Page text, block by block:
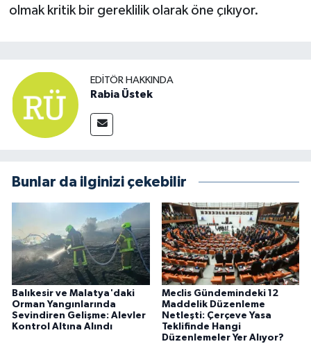
olmak kritik bir gereklilik olarak öne çıkıyor.
EDITÖR HAKKINDA
Rabia Üstek
Bunlar da ilginizi çekebilir
Balıkesir ve Malatya'daki
Orman Yangınlarında
Sevindiren Gelişme: Alevler
Kontrol Altına Alındı
Meclis Gündemindeki 12
Maddelik Düzenleme
Netleşti: Çerçeve Yasa
Teklifinde Hangi
Düzenlemeler Yer Alıyor?